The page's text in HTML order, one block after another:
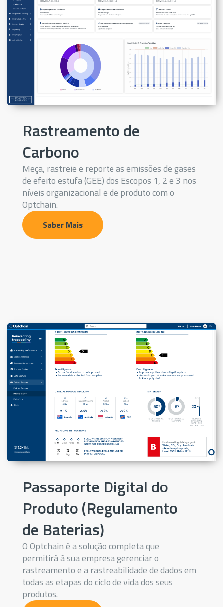
Rastreamento de
Carbono
Meça, rastreie e reporte as emissões de gases
de efeito estufa (GEE) dos Escopos 1, 2 e 3 nos
níveis organizacional e de produto com o
Optchain.
Saber Mais
Passaporte Digital do
Produto (Regulamento
de Baterias)
O Optchain é a solução completa que
permitirá à sua empresa gerenciar o
rastreamento e a rastreabilidade de dados em
todas as etapas do ciclo de vida dos seus
produtos.